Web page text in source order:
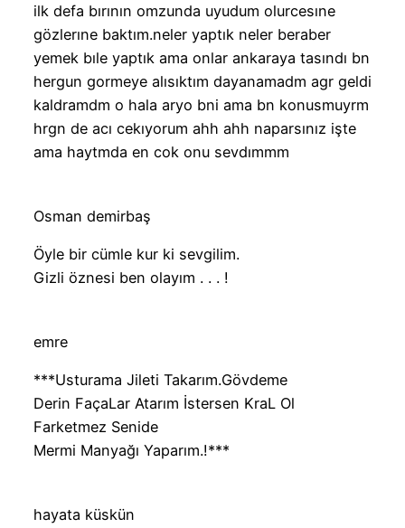
ilk defa bırının omzunda uyudum olurcesıne
gözlerıne baktım.neler yaptık neler beraber
yemek bıle yaptık ama onlar ankaraya tasındı bn
hergun gormeye alısıktım dayanamadm agr geldi
kaldramdm o hala aryo bni ama bn konusmuyrm
hrgn de acı cekıyorum ahh ahh naparsınız işte
ama haytmda en cok onu sevdımmm
Osman demirbaş
Öyle bir cümle kur ki sevgilim.
Gizli öznesi ben olayım . . . !
emre
‎***Usturama Jileti Takarım.Gövdeme
Derin FaçaLar Atarım İstersen KraL Ol
Farketmez Senide
Mermi Manyağı Yaparım.!***
hayata küskün